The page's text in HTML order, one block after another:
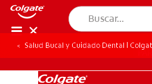
Salud Bucal y Cuidado Dental |